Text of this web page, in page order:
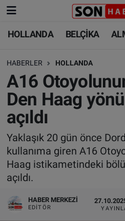
HOLLANDA BELÇİKA
HABERLER HOLLANDA
A16
Den Haag
açıldı
Yaklaşık 20 gün önce
kullanıma giren A16
Haag istikametindeki
açıldı.
HABER MERKEZI
EDITÖR
HOLLANDA
BELÇİKA
ALMANYA
FRANSA
AVUSTURYA
SAĞLIK - YAŞAM
BİLİM-TEKNOLOJİ
HOLLANDA
BELÇİKA
ALMANYA
TÜRKİYE
DÜNYA
BİLİM-TEKNOLOJİ
SAĞLIK
Nöbetçi Eczaneler
Hava Durumu
Trafik Durumu
Süper Lig Puan Durumu
Tüm Manşetler
Son Dakika Haberleri
Haber Arşivi